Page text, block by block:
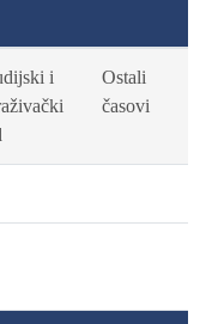
i
Ostali
časovi